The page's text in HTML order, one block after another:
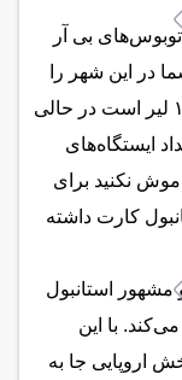
بی آر
در این شهر را
راحت می‌کنند. کرایه اتوبوس‌های عادی ۱٫۶ لیر است در حالی
ایستگاه‌های
نکنید برای
کارت داشته
مشهور استانبول
با این
اروپایی جا به